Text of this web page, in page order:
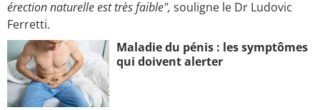
érection naturelle est très faible", souligne le Dr Ludovic
Ferretti.
Maladie du pénis : les symptômes
qui doivent alerter